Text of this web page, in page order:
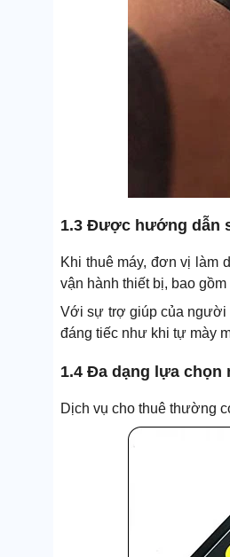
1.3 Được hướng dẫn
Khi thuê máy, đơn vị làm
vận hành thiết bị, bao
Với sự trợ giúp của người
đáng tiếc như khi tự mày
1.4 Đa dạng lựa chọn
Dịch vụ cho thuê thường